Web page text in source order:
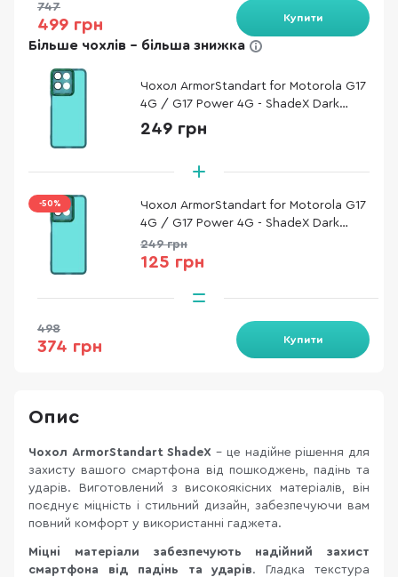
747
499 грн Купити
Більше чохлів - більша знижка
Чохол ArmorStandart for Motorola G17
4G / G17 Power 4G - ShadeX Dark
Green (ARM91312)
249 грн
-50%
Чохол ArmorStandart for Motorola G17
4G / G17 Power 4G - ShadeX Dark
Green (ARM91312)
249 грн
125 грн
498
374 грн Купити
Опис
Чохол ArmorStandart ShadeX - це надійне рішення для
захисту вашого смартфона від пошкоджень, падінь та
ударів. Виготовлений з високоякісних матеріалів, він
поєднує міцність і стильний дизайн, забезпечуючи вам
повний комфорт у використанні гаджета.
Міцні матеріали забезпечують надійний захист
смартфона від падінь та ударів. Гладка текстура